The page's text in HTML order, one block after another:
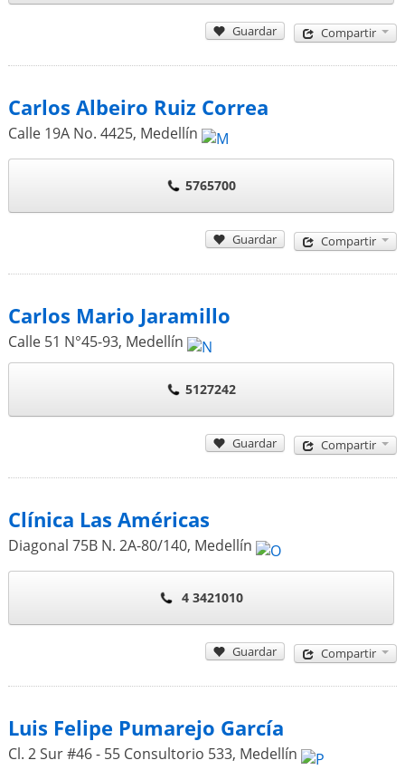
Guardar Compartir
Carlos Albeiro Ruiz Correa
Calle 19A No. 4425, Medellín
5765700
Guardar Compartir
Carlos Mario Jaramillo
Calle 51 N°45-93, Medellín
5127242
Guardar Compartir
Clínica Las Américas
Diagonal 75B N. 2A-80/140, Medellín
4 3421010
Guardar Compartir
Luis Felipe Pumarejo García
Cl. 2 Sur #46 - 55 Consultorio 533, Medellín